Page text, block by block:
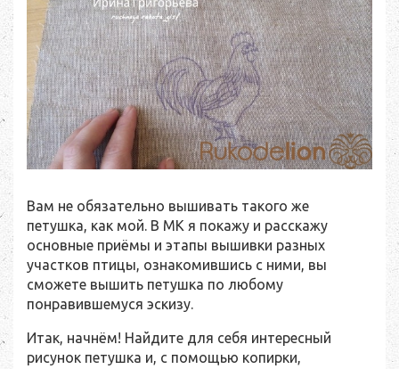
Вам не обязательно вышивать такого же
петушка, как мой. В МК я покажу и расскажу
основные приёмы и этапы вышивки разных
участков птицы, ознакомившись с ними, вы
сможете вышить петушка по любому
понравившемуся эскизу.
Итак, начнём! Найдите для себя интересный
рисунок петушка и, с помощью копирки,